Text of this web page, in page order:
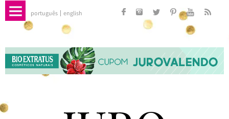
português english